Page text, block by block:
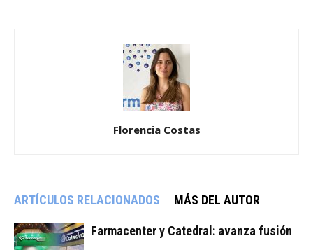
Florencia Costas
ARTÍCULOS RELACIONADOS MÁS DEL AUTOR
Farmacenter y Catedral: avanza fusión